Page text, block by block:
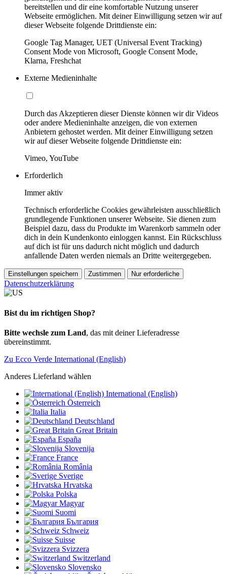
bereitstellen und dir eine komfortable Nutzung unserer
Webseite ermöglichen. Mit deiner Einwilligung setzen wir auf
dieser Webseite folgende Drittdienste ein:
Google Tag Manager, UET (Universal Event Tracking)
Consent Mode von Microsoft, Google Consent Mode,
Klarna, Freshchat
Externe Medieninhalte
Durch das Akzeptieren dieser Dienste können wir dir Videos
oder andere Medieninhalte anzeigen, die von externen
Anbietern gehostet werden. Mit deiner Einwilligung setzen
wir auf dieser Webseite folgende Drittdienste ein:
Vimeo, YouTube
Erforderlich
Immer aktiv
Technisch erforderliche Cookies gewährleisten ausschließlich
grundlegende Funktionen unserer Webseite. Sie dienen zum
Beispiel dazu, dass du Produkte im Warenkorb sammeln oder
dich in dein Kundenkonto einloggen kannst. Ein Rückschluss
auf dich ist für uns dadurch nicht möglich und dadurch
anfallende Daten werden niemals an Dritte weitergegeben.
Einstellungen speichern Zustimmen Nur erforderliche
Datenschutzerklärung
Bist du im richtigen Shop?
Bitte wechsle zum Land, das mit deiner Lieferadresse
übereinstimmt.
Zu Ecco Verde International (English)
Anderes Lieferland wählen
International (English)
Österreich
Italia
Deutschland
Great Britain
España
Slovenija
France
România
Sverige
Hrvatska
Polska
Magyar
Suomi
България
Schweiz
Suisse
Svizzera
Switzerland
Slovensko